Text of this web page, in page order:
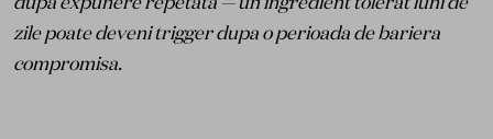
zile poate deveni trigger dupa o perioada de bariera
compromisa.